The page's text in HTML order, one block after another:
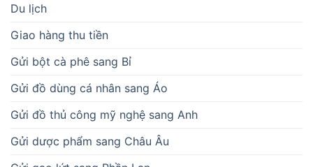
Du lịch
Giao hàng thu tiền
Gửi bột cà phê sang Bỉ
Gửi đồ dùng cá nhân sang Áo
Gửi đồ thủ công mỹ nghệ sang Anh
Gửi dược phẩm sang Châu Âu